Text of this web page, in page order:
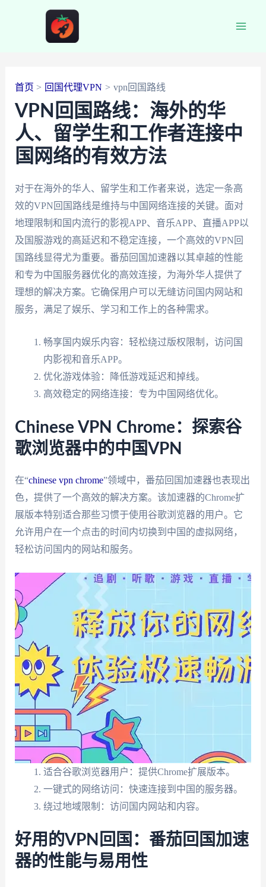
首页 回国代理VPN vpn回国路线
VPN回国路线：海外的华
人、留学生和工作者连接中
国网络的有效方法
对于在海外的华人、留学生和工作者来说，选定一条高
效的VPN回国路线是维持与中国网络连接的关键。面对
地理限制和国内流行的影视APP、音乐APP、直播APP以
及国服游戏的高延迟和不稳定连接，一个高效的VPN回
国路线显得尤为重要。番茄回国加速器以其卓越的性能
和专为中国服务器优化的高效连接，为海外华人提供了
理想的解决方案。它确保用户可以无缝访问国内网站和
服务，满足了娱乐、学习和工作上的各种需求。
畅享国内娱乐内容：轻松绕过版权限制，访问国
内影视和音乐APP。
优化游戏体验：降低游戏延迟和掉线。
高效稳定的网络连接：专为中国网络优化。
Chinese VPN Chrome：探索谷
歌浏览器中的中国VPN
在“chinese vpn chrome”领域中，番茄回国加速器也表现出
色，提供了一个高效的解决方案。该加速器的Chrome扩
展版本特别适合那些习惯于使用谷歌浏览器的用户。它
允许用户在一个点击的时间内切换到中国的虚拟网络，
轻松访问国内的网站和服务。
适合谷歌浏览器用户：提供Chrome扩展版本。
一键式的网络访问：快速连接到中国的服务器。
绕过地域限制：访问国内网站和内容。
好用的VPN回国：番茄回国加速
器的性能与易用性